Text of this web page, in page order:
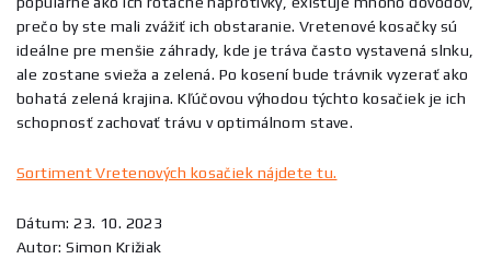
prečo by ste mali zvážiť ich obstaranie. Vretenové kosačky sú
ideálne pre menšie záhrady, kde je tráva často vystavená slnku,
ale zostane svieža a zelená. Po kosení bude trávnik vyzerať ako
bohatá zelená krajina. Kľúčovou výhodou týchto kosačiek je ich
schopnosť zachovať trávu v optimálnom stave.
Sortiment Vretenových kosačiek nájdete tu.
Dátum: 23. 10. 2023
Autor: Simon Križiak